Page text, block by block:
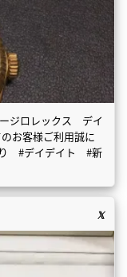
ジロレックス デイ
お客様ご利用誠に
り #デイデイト #新